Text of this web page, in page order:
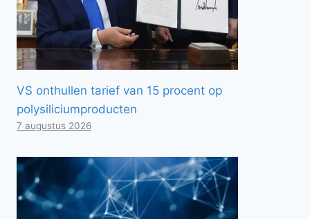
VS onthullen tarief van 15 procent op
polysiliciumproducten
7 augustus 2026